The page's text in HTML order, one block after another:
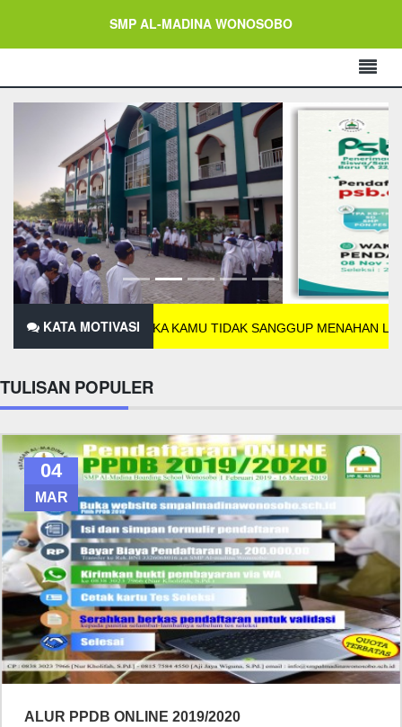
SMP AL-MADINA WONOSOBO
KATA MOTIVASI
JIKA KAMU TIDAK SANGGUP MENAHAN LELAHNYA
TULISAN POPULER
04
MAR
ALUR PPDB ONLINE 2019/2020